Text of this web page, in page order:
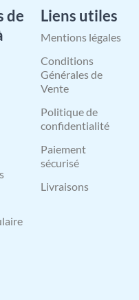
de
Liens utiles
Mentions légales
Conditions
Générales de
Vente
Politique de
confidentialité
Paiement
sécurisé
Livraisons